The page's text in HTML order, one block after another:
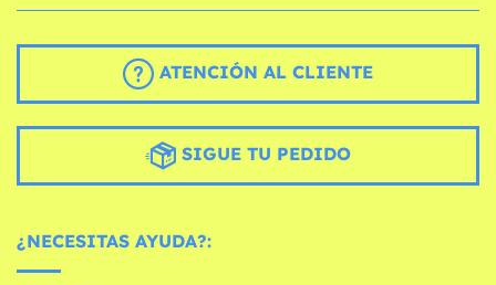
ATENCIÓN AL CLIENTE
SIGUE TU PEDIDO
¿NECESITAS AYUDA?: